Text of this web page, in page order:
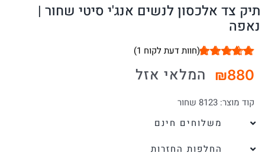
תיק צד אלכסון לנשים אנג'י סיטי שחור |
נאפה
מתוך 5 מבוסס
לקוחות
(חוות דעת לקוח 1
)
₪880 המלאי אזל
קוד מוצר: 8123 שחור
משלוחים חינם
החלפות החזרות